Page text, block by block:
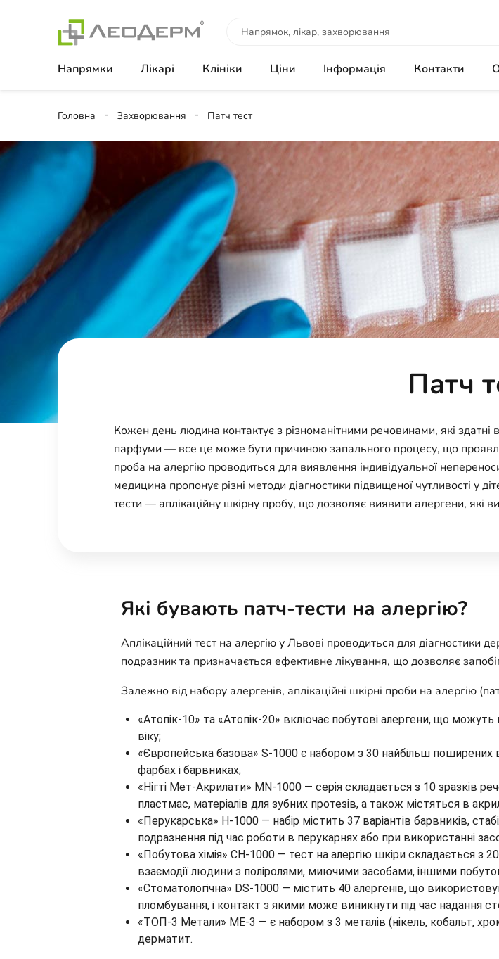
Напрямки Лікарі Клініки Ціни Інформація Контакти
Головна Захворювання Патч тест
Патч
Кожен день людина контактує з різноманітними речовинами, які
парфуми — все це може бути причиною запального процесу, що
проба на алергію проводиться для виявлення індивідуальної
медицина пропонує різні методи діагностики підвищеної чутливості у
тести — аплікаційну шкірну пробу, що дозволяє виявити алергени, які
Які бувають патч-тести на алергію?
Аплікаційний тест на алергію у Львові проводиться для діагностики
подразник та призначається ефективне лікування, що дозволяє
Залежно від набору алергенів, аплікаційні шкірні проби на алергію
«Атопік-10» та «Атопік-20» включає побутові алергени, що
віку;
«Європейська базова» S-1000 є набором з 30 найбільш поширених в
фарбах і барвниках;
«Нігті Мет-Акрилати» MN-1000 — серія складається з 10 зразків
пластмас, матеріалів для зубних протезів, а також містяться в
«Перукарська» Н-1000 — набір містить 37 варіантів барвників,
подразнення під час роботи в перукарнях або при використанні
«Побутова хімія» СН-1000 — тест на алергію шкіри складається з
взаємодії людини з поліролями, миючими засобами, іншими
«Стоматологічна» DS-1000 — містить 40 алергенів, що
пломбування, і контакт з якими може виникнути під час надання
«ТОП-3 Метали» МЕ-3 — є набором з 3 металів (нікель, кобальт,
дерматит.